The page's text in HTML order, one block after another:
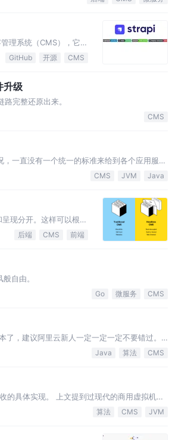
理系统（CMS），它以
GitHub 开源 CMS
升级
完整还原出来。
CMS
一直没有一个统一的标准来给到各个应用服务
式给到各个应用，提升线上…
CMS JVM Java
现分开。这样可以根据
后端 CMS 前端
自由。
Go 微服务 CMS
，建议阿里云新人一定一定一定不要错过。
用、软引用、弱引用、虚引用（虚引…
Java 算法 CMS
的具体实现。 上文提到过现代的商用虚拟机的
Paralled O…
算法 CMS JVM